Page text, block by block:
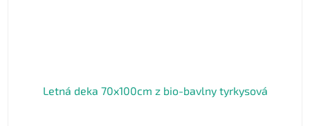
Letná deka 70x100cm z bio-bavlny tyrkysová